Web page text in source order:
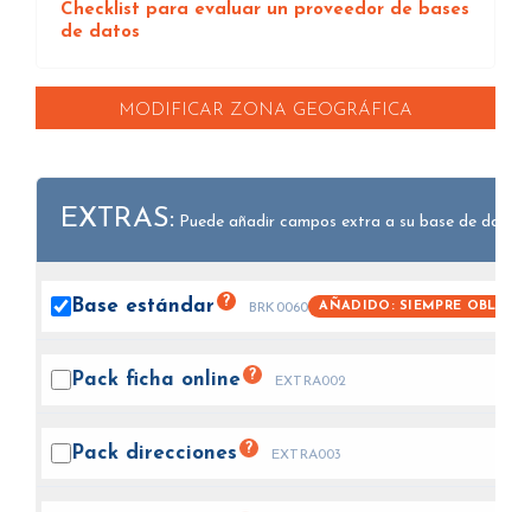
Checklist para evaluar un proveedor de bases
de datos
MODIFICAR ZONA GEOGRÁFICA
EXTRAS: Puede añadir campos extra a su base de datos.
Base estándar ? BRK0060 AÑADIDO: SIEMPRE
Pack ficha online ? EXTRA002
Pack direcciones ? EXTRA003